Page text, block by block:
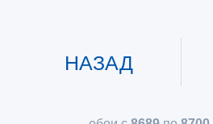
НАЗАД